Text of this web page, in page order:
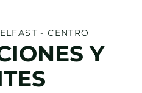
- CENTRO
Y